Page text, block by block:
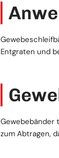
Entgraten und
Gewebebänder
zum Abtragen,